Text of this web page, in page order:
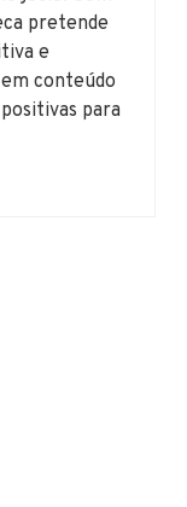
pretende
e
conteúdo
para